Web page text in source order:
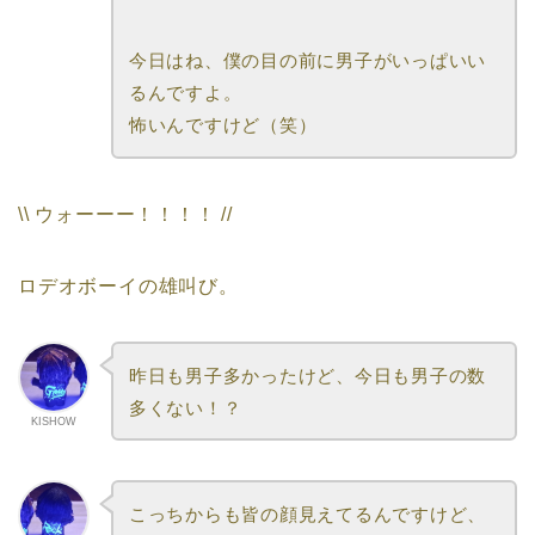
今日はね、僕の目の前に男子がいっぱいい
るんですよ。
怖いんですけど（笑）
\\ ウォーーー！！！！ //
ロデオボーイの雄叫び。
KISHOW
昨日も男子多かったけど、今日も男子の数
多くない！？
こっちからも皆の顔見えてるんですけど、